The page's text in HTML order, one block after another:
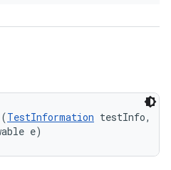
TestInformation testInfo,
e)